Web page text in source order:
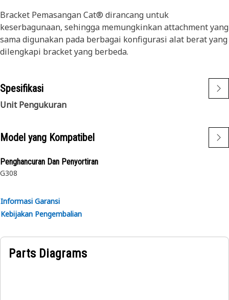
Bracket Pemasangan Cat® dirancang untuk
keserbagunaan, sehingga memungkinkan attachment yang
sama digunakan pada berbagai konfigurasi alat berat yang
dilengkapi bracket yang berbeda.
Spesifikasi
Unit Pengukuran
Model yang Kompatibel
Penghancuran Dan Penyortiran
G308
Informasi Garansi
Kebijakan Pengembalian
Parts Diagrams